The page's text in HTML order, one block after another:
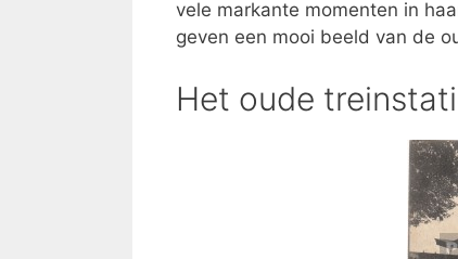
vele markante momenten in
geven een mooi beeld van de
Het oude